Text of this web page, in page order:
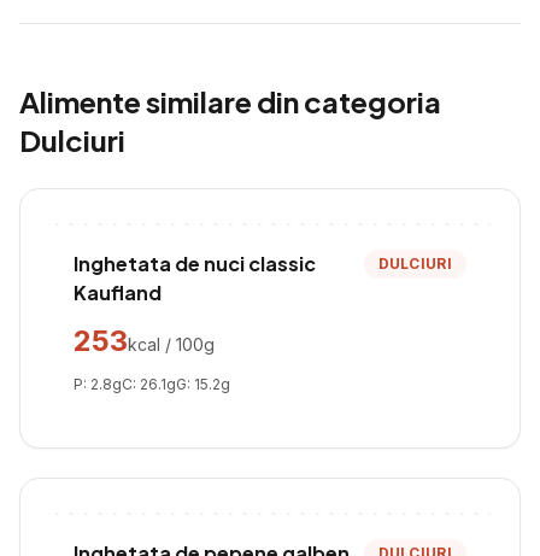
Alimente similare din categoria
Dulciuri
Inghetata de nuci classic
Kaufland
DULCIURI
253kcal / 100g
P: 2.8gC: 26.1gG: 15.2g